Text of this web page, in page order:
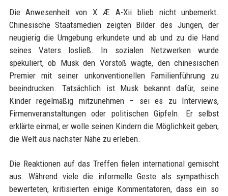
Die Anwesenheit von X Æ A-Xii blieb nicht unbemerkt.
Chinesische Staatsmedien zeigten Bilder des Jungen, der
neugierig die Umgebung erkundete und ab und zu die Hand
seines Vaters losließ. In sozialen Netzwerken wurde
spekuliert, ob Musk den Vorstoß wagte, den chinesischen
Premier mit seiner unkonventionellen Familienführung zu
beeindrucken. Tatsächlich ist Musk bekannt dafür, seine
Kinder regelmäßig mitzunehmen – sei es zu Interviews,
Firmenveranstaltungen oder politischen Gipfeln. Er selbst
erklärte einmal, er wolle seinen Kindern die Möglichkeit geben,
die Welt aus nächster Nähe zu erleben.
Die Reaktionen auf das Treffen fielen international gemischt
aus. Während viele die informelle Geste als sympathisch
bewerteten, kritisierten einige Kommentatoren, dass ein so